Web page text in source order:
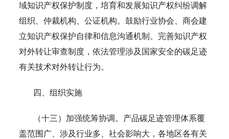
域知识产权保护制度，培育和发展知识产权纠纷调解
组织、仲裁机构、公证机构。鼓励行业协会、商会建
立知识产权保护自律和信息沟通机制。完善知识产权
对外转让审查制度，依法管理涉及国家安全的碳足迹
有关技术对外转让行为。
四、组织实施
（十三）加强统筹协调。产品碳足迹管理体系覆
盖范围广、涉及行业多、社会影响大，各地区各有关